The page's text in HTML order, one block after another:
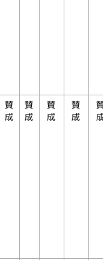
賛
成
賛
成
賛
成
賛
成
賛
成